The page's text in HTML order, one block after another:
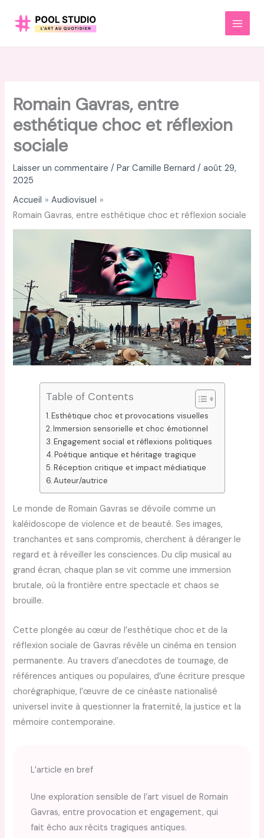
MAIN
Romain Gavras, entre
esthétique choc et réflexion
sociale
Laisser un commentaire / ParCamille Bernard/août 29,
2025
Accueil
Audiovisuel
Romain Gavras, entre esthétique choc et réflexion sociale
Table of Contents
Esthétique choc et provocations visuelles
Immersion sensorielle et choc émotionnel
Engagement social et réflexions politiques
Poétique antique et héritage tragique
Réception critique et impact médiatique
Auteur/autrice
Le monde de Romain Gavras se dévoile comme un
kaléidoscope de violence et de beauté. Ses images,
tranchantes et sans compromis, cherchent à déranger le
regard et à réveiller les consciences. Du clip musical au
grand écran, chaque plan se vit comme une immersion
brutale, où la frontière entre spectacle et chaos se
brouille.
Cette plongée au cœur de l’esthétique choc et de la
réflexion sociale de Gavras révèle un cinéma en tension
permanente. Au travers d’anecdotes de tournage, de
références antiques ou populaires, d’une écriture presque
chorégraphique, l’œuvre de ce cinéaste nationalisé
universel invite à questionner la fraternité, la justice et la
mémoire contemporaine.
L’article en bref
Une exploration sensible de l’art visuel de Romain
Gavras, entre provocation et engagement, qui
fait écho aux récits tragiques antiques.